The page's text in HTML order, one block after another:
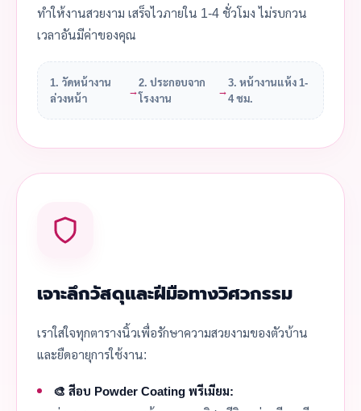
ทำให้งานสวยงาม เสร็จไวภายใน 1-4 ชั่วโมง ไม่รบกวน
เวลาอันมีค่าของคุณ
1. วัดหน้างาน
ล่วงหน้า
→
2. ประกอบจาก
โรงงาน
→
3. หน้างานแห้ง 1-
4 ชม.
เจาะลึกวัสดุและฝีมือทางวิศวกรรม
เราใส่ใจทุกตารางนิ้วเพื่อรักษาความสวยงามของตัวบ้าน
และยืดอายุการใช้งาน:
🎨 สีอบ Powder Coating พรีเมียม: